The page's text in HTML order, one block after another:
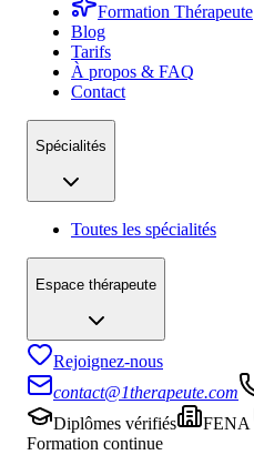
Formation Thérapeute
Blog
Tarifs
À propos & FAQ
Contact
Spécialités
Toutes les spécialités
Espace thérapeute
Rejoignez-nous
contact@1therapeute.com
Diplômes vérifiés
FENA
Formation continue